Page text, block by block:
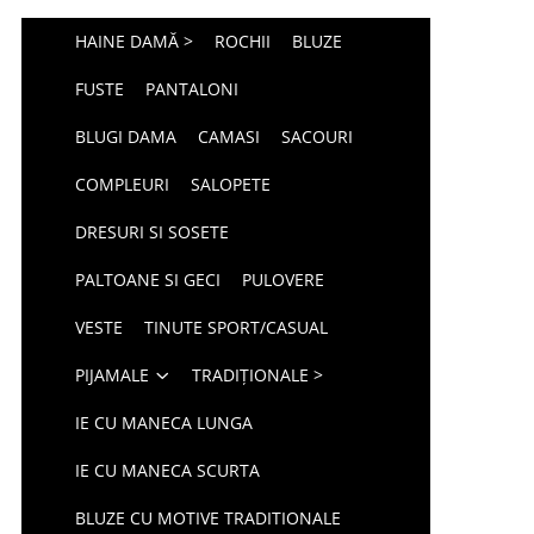
HAINE DAMĂ > ROCHII BLUZE
FUSTE PANTALONI
BLUGI DAMA CAMASI SACOURI
COMPLEURI SALOPETE
DRESURI SI SOSETE
PALTOANE SI GECI PULOVERE
VESTE TINUTE SPORT/CASUAL
PIJAMALE TRADIȚIONALE >
IE CU MANECA LUNGA
IE CU MANECA SCURTA
BLUZE CU MOTIVE TRADITIONALE